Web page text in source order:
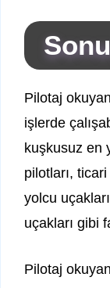
Pilotaj
işlerde
kuşkusuz en
pilotları,
yolcu
uçakları gibi
Pilotaj